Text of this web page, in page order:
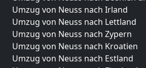
Umzug von Neuss nach Irland
Umzug von Neuss nach Lettland
Umzug von Neuss nach Zypern
Umzug von Neuss nach Kroatien
Umzug von Neuss nach Estland